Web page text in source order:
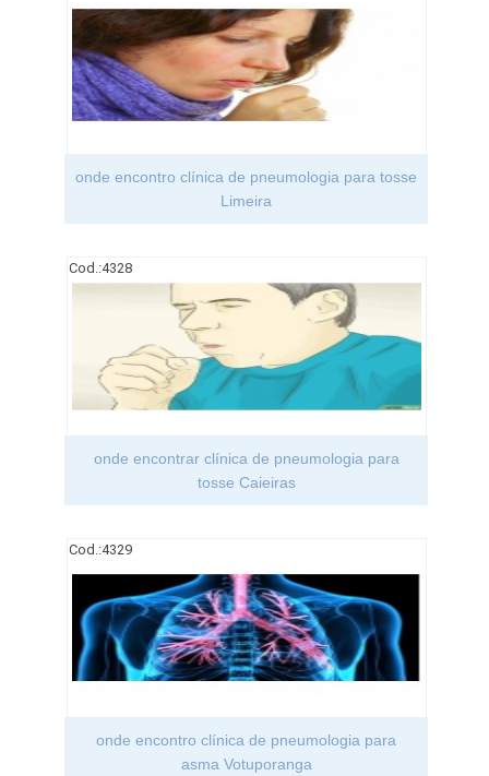
onde encontro clínica de pneumologia para tosse
Limeira
Cod.:4328
onde encontrar clínica de pneumologia para
tosse Caieiras
Cod.:4329
onde encontro clínica de pneumologia para
asma Votuporanga